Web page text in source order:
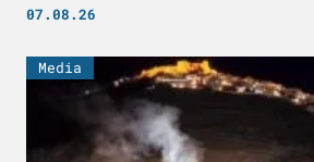
07.08.26
Media